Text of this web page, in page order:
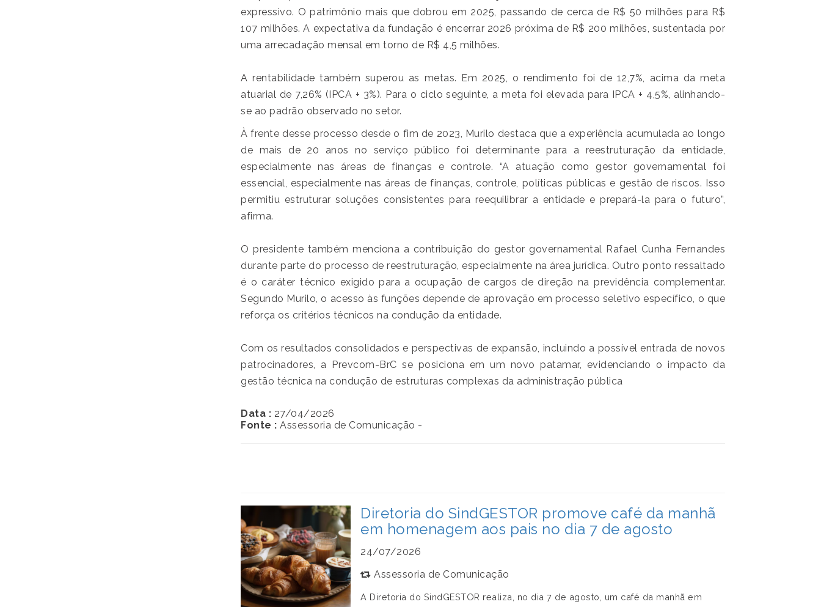
expressivo. O patrimônio mais que dobrou em 2025, passando de cerca de R$ 50 milhões para R$
107 milhões. A expectativa da fundação é encerrar 2026 próxima de R$ 200 milhões, sustentada por
uma arrecadação mensal em torno de R$ 4,5 milhões.
A rentabilidade também superou as metas. Em 2025, o rendimento foi de 12,7%, acima da meta
atuarial de 7,26% (IPCA + 3%). Para o ciclo seguinte, a meta foi elevada para IPCA + 4,5%, alinhando-
se ao padrão observado no setor.
À frente desse processo desde o fim de 2023, Murilo destaca que a experiência acumulada ao longo
de mais de 20 anos no serviço público foi determinante para a reestruturação da entidade,
especialmente nas áreas de finanças e controle. “A atuação como gestor governamental foi
essencial, especialmente nas áreas de finanças, controle, políticas públicas e gestão de riscos. Isso
permitiu estruturar soluções consistentes para reequilibrar a entidade e prepará-la para o futuro”,
afirma.
O presidente também menciona a contribuição do gestor governamental Rafael Cunha Fernandes
durante parte do processo de reestruturação, especialmente na área jurídica. Outro ponto ressaltado
é o caráter técnico exigido para a ocupação de cargos de direção na previdência complementar.
Segundo Murilo, o acesso às funções depende de aprovação em processo seletivo específico, o que
reforça os critérios técnicos na condução da entidade.
Com os resultados consolidados e perspectivas de expansão, incluindo a possível entrada de novos
patrocinadores, a Prevcom-BrC se posiciona em um novo patamar, evidenciando o impacto da
gestão técnica na condução de estruturas complexas da administração pública
Data : 27/04/2026
Fonte : Assessoria de Comunicação -
Diretoria do SindGESTOR promove café da manhã
em homenagem aos pais no dia 7 de agosto
24/07/2026
Assessoria de Comunicação
A Diretoria do SindGESTOR realiza, no dia 7 de agosto, um café da manhã em